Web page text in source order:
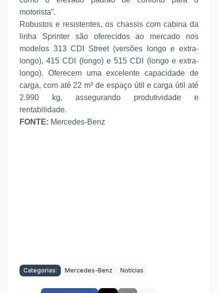
motorista”.
Robustos e resistentes, os chassis com cabina da
linha Sprinter são oferecidos ao mercado nos
modelos 313 CDI Street (versões longo e extra-
longo), 415 CDI (longo) e 515 CDI (longo e extra-
longo). Oferecem uma excelente capacidade de
carga, com até 22 m³ de espaço útil e carga útil até
2.990 kg, assegurando produtividade e
rentabilidade.
FONTE: Mercedes-Benz
Categorias: Mercedes-Benz Notícias